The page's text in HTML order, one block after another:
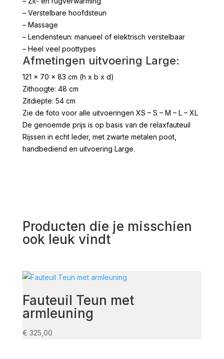
– Verstelbare hoofdsteun
– Massage
– Lendensteun: manueel of elektrisch verstelbaar
– Heel veel poottypes
Afmetingen uitvoering Large:
121 x 70 x 83 cm (h x b x d)
Zithoogte: 48 cm
Zitdiepte: 54 cm
Zie de foto voor alle uitvoeringen XS – S – M – L – XL
De genoemde prijs is op basis van de relaxfauteuil
Rijssen in echt leder, met zwarte metalen poot,
handbediend en uitvoering Large.
Producten die je misschien
ook leuk vindt
Fauteuil Teun met
armleuning
€ 325,00